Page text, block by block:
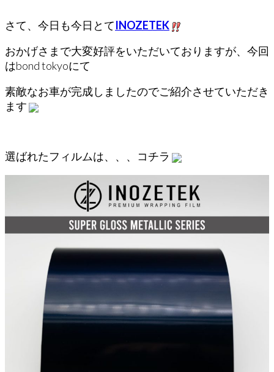
さて、今日も今日とてINOZETEK
おかげさまで大変好評をいただいておりますが、今回
はbond tokyoにて
素敵なお車が完成しましたのでご紹介させていただき
ます
選ばれたフィルムは、、、コチラ